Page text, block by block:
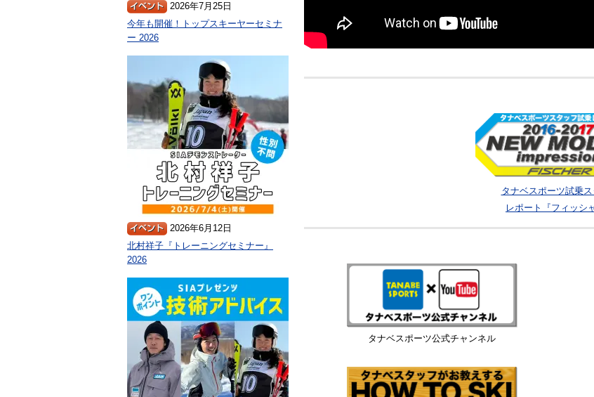
タナベスポーツ試乗
レポート『フィッシ
タナベスポーツ公式チャンネル
2026年7月25日
今年も開催！トップスキーヤーセミナ
ー 2026
2026年6月12日
北村祥子『トレーニングセミナー』
2026